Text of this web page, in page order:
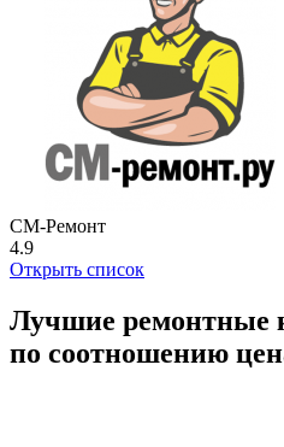
СМ-Ремонт
4.9
Открыть список
Лучшие ремонтные
по соотношению